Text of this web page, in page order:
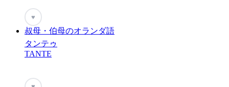
♥
叔母・伯母のオランダ語
タンテゥ
TANTE